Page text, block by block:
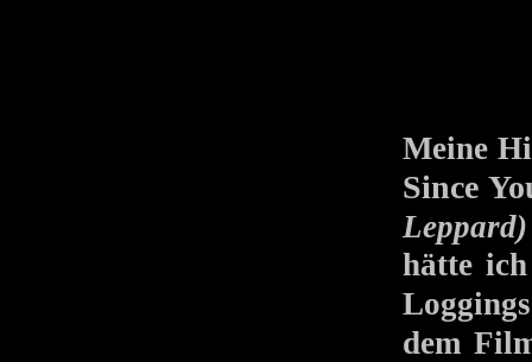
Meine
Since
Leppard)
hätte
dem